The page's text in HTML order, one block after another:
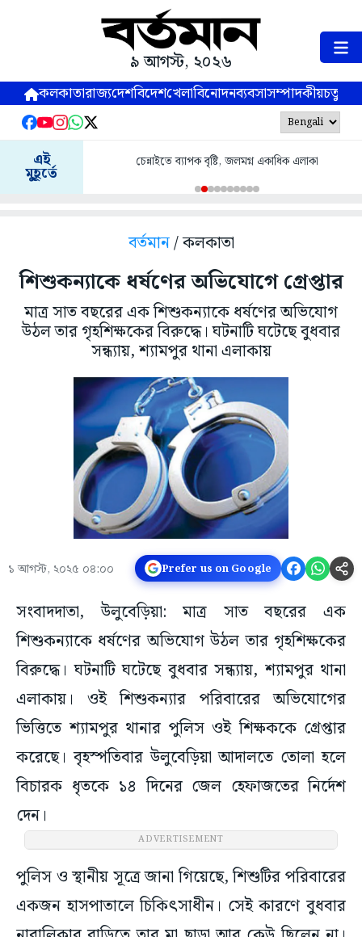
৯ আগস্ট, ২০২৬
কলকাতারাজ্যদেশবিদেশখেলাবিনোদনব্যবসাসম্পাদকীয়
এই
মুহূর্তে
চেন্নাইতে ব্যাপক বৃষ্টি, জলমগ্ন একাধিক এলাকা
বর্তমান/ কলকাতা
শিশুকন্যাকে ধর্ষণের অভিযোগে গ্রেপ্তার
মাত্র সাত বছরের এক শিশুকন্যাকে ধর্ষণের অভিযোগ
উঠল তার গৃহশিক্ষকের বিরুদ্ধে। ঘটনাটি ঘটেছে বুধবার
সন্ধ্যায়, শ্যামপুর থানা এলাকায়
১ আগস্ট, ২০২৫ ০৪:০০ Prefer us on Google
সংবাদদাতা, উলুবেড়িয়া: মাত্র সাত বছরের এক
শিশুকন্যাকে ধর্ষণের অভিযোগ উঠল তার গৃহশিক্ষকের
বিরুদ্ধে। ঘটনাটি ঘটেছে বুধবার সন্ধ্যায়, শ্যামপুর থানা
এলাকায়। ওই শিশুকন্যার পরিবারের অভিযোগের
ভিত্তিতে শ্যামপুর থানার পুলিস ওই শিক্ষককে গ্রেপ্তার
করেছে। বৃহস্পতিবার উলুবেড়িয়া আদালতে তোলা হলে
বিচারক ধৃতকে ১৪ দিনের জেল হেফাজতের নির্দেশ
দেন।
ADVERTISEMENT
পুলিস ও স্থানীয় সূত্রে জানা গিয়েছে, শিশুটির পরিবারের
একজন হাসপাতালে চিকিৎসাধীন। সেই কারণে বুধবার